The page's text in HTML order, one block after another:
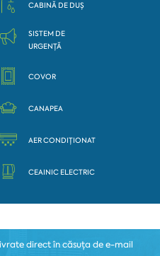
CABINĂ DE DUȘ
SISTEM DE
URGENȚĂ
COVOR
CANAPEA
AER CONDIȚIONAT
CEAINIC ELECTRIC
direct în căsuța de e-mail